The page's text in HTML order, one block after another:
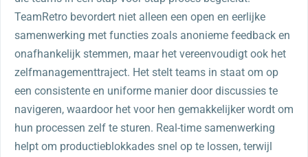
TeamRetro bevordert niet alleen een open en eerlijke
samenwerking met functies zoals anonieme feedback en
onafhankelijk stemmen, maar het vereenvoudigt ook het
zelfmanagementtraject. Het stelt teams in staat om op
een consistente en uniforme manier door discussies te
navigeren, waardoor het voor hen gemakkelijker wordt om
hun processen zelf te sturen. Real-time samenwerking
helpt om productieblokkades snel op te lossen, terwijl